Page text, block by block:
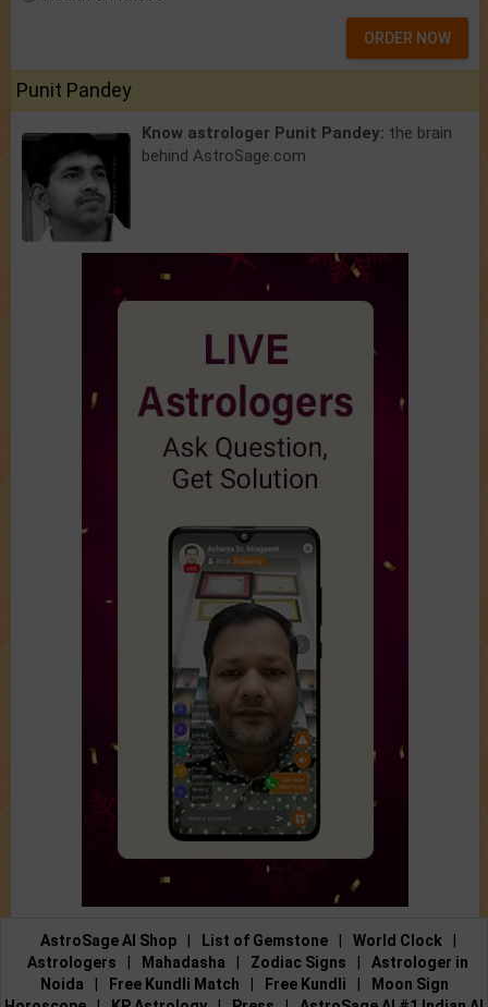
ORDER NOW
Punit Pandey
Know astrologer Punit Pandey: the brain
behind AstroSage.com
AstroSage AI Shop List of Gemstone World Clock
Astrologers
Mahadasha Zodiac Signs
Astrologer in
Noida
Free Kundli Match Free Kundli
Moon Sign